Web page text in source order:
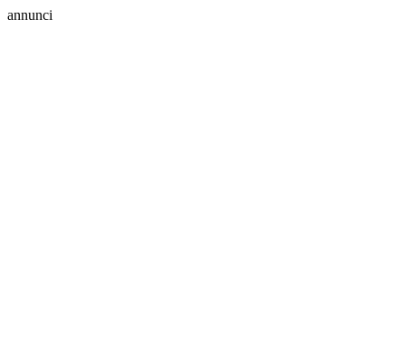
annunci